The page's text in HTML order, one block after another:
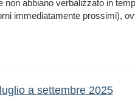
abbiano verbalizzato in
immediatamente prossimi),
a settembre 2025